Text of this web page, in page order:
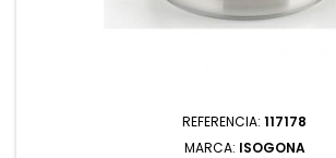
REFERENCIA: 117178
MARCA: ISOGONA